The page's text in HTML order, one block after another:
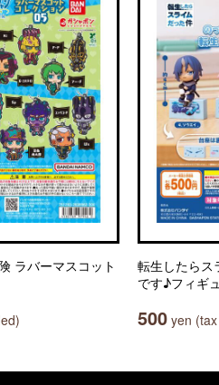
ラバーマスコット
転生したらス
です♪フィギ
500 yen